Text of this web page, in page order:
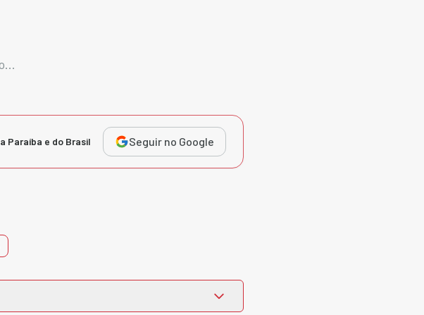
Paraíba e do Brasil Seguir no Google